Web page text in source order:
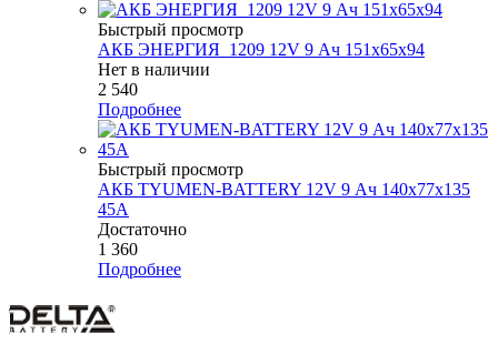
Быстрый просмотр
АКБ ЭНЕРГИЯ_1209 12V 9 Ач 151х65х94
Нет в наличии
2 540
Подробнее
Быстрый просмотр
АКБ TYUMEN-BATTERY 12V 9 Ач 140х77х135
45А
Достаточно
1 360
Подробнее